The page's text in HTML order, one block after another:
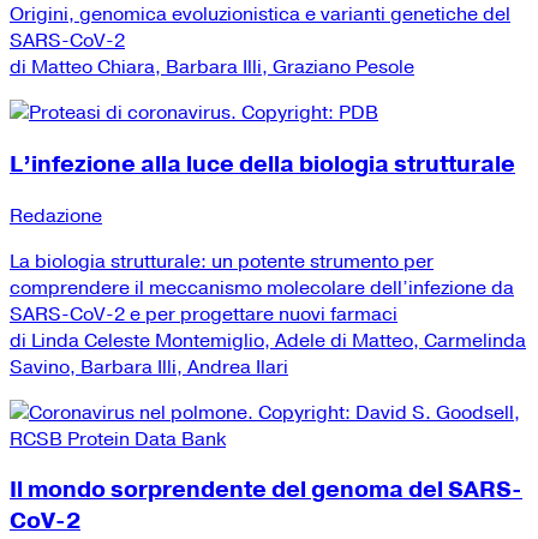
Origini, genomica evoluzionistica e varianti genetiche del
SARS-CoV-2
di Matteo Chiara, Barbara Illi, Graziano Pesole
L’infezione alla luce della biologia strutturale
Redazione
La biologia strutturale: un potente strumento per
comprendere il meccanismo molecolare dell’infezione da
SARS-CoV-2 e per progettare nuovi farmaci
di Linda Celeste Montemiglio, Adele di Matteo, Carmelinda
Savino, Barbara Illi, Andrea Ilari
Il mondo sorprendente del genoma del SARS-
CoV-2